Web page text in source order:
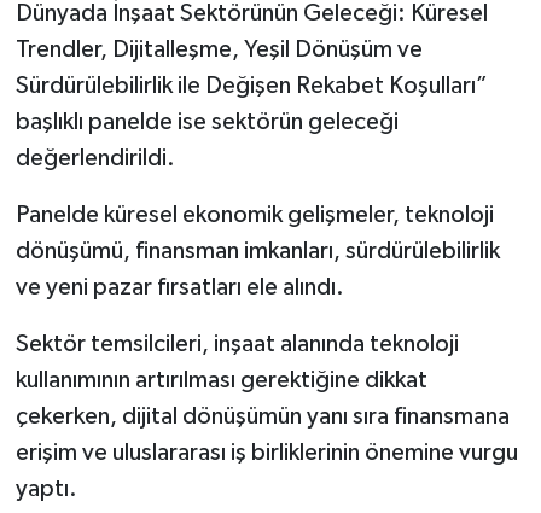
Dünyada İnşaat Sektörünün Geleceği: Küresel
Trendler, Dijitalleşme, Yeşil Dönüşüm ve
Sürdürülebilirlik ile Değişen Rekabet Koşulları”
başlıklı panelde ise sektörün geleceği
değerlendirildi.
Panelde küresel ekonomik gelişmeler, teknoloji
dönüşümü, finansman imkanları, sürdürülebilirlik
ve yeni pazar fırsatları ele alındı.
Sektör temsilcileri, inşaat alanında teknoloji
kullanımının artırılması gerektiğine dikkat
çekerken, dijital dönüşümün yanı sıra finansmana
erişim ve uluslararası iş birliklerinin önemine vurgu
yaptı.